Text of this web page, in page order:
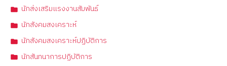
นักส่งเสริมแรงงานสัมพันธ์
นักสังคมสงเคราะห์
นักสังคมสงเคราะห์ปฏิบัติการ
นักสันทนาการปฏิบัติการ